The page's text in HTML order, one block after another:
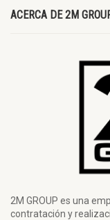
ACERCA DE 2M
2M GROUP es una
contratación y